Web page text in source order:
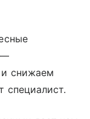
—
снижаем
специалист.